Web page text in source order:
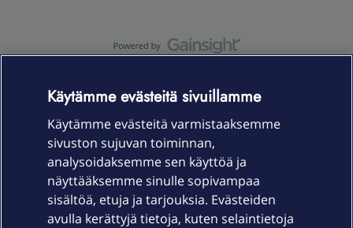
Laitteet & liittymät
Palvelut
Käytämme evästeitä sivuillamme
Käytämme evästeitä varmistaaksemme
sivuston sujuvan toiminnan,
analysoidaksemme sen käyttöä ja
näyttääksemme sinulle sopivampaa
sisältöä, etuja ja tarjouksia. Evästeiden
avulla kerättyjä tietoja, kuten selaintietoja